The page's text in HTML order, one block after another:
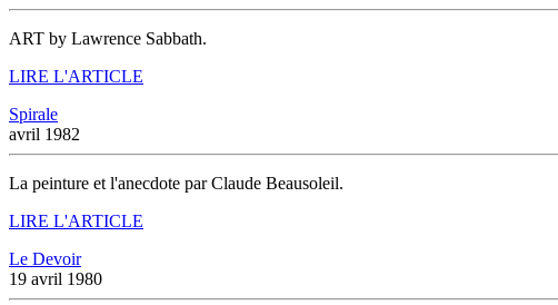
ART by Lawrence Sabbath.
LIRE L'ARTICLE
Spirale
avril 1982
La peinture et l'anecdote par Claude Beausoleil.
LIRE L'ARTICLE
Le Devoir
19 avril 1980